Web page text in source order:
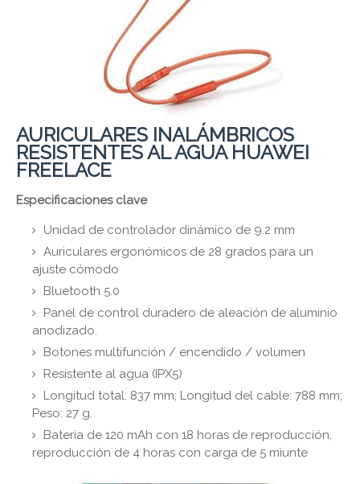
AURICULARES INALÁMBRICOS
RESISTENTES AL AGUA HUAWEI
FREELACE
Especificaciones clave
Unidad de controlador dinámico de 9.2 mm
Auriculares ergonómicos de 28 grados para un
ajuste cómodo
Bluetooth 5.0
Panel de control duradero de aleación de aluminio
anodizado.
Botones multifunción / encendido / volumen
Resistente al agua (IPX5)
Longitud total: 837 mm; Longitud del cable: 788 mm;
Peso: 27 g.
Batería de 120 mAh con 18 horas de reproducción,
reproducción de 4 horas con carga de 5 miunte